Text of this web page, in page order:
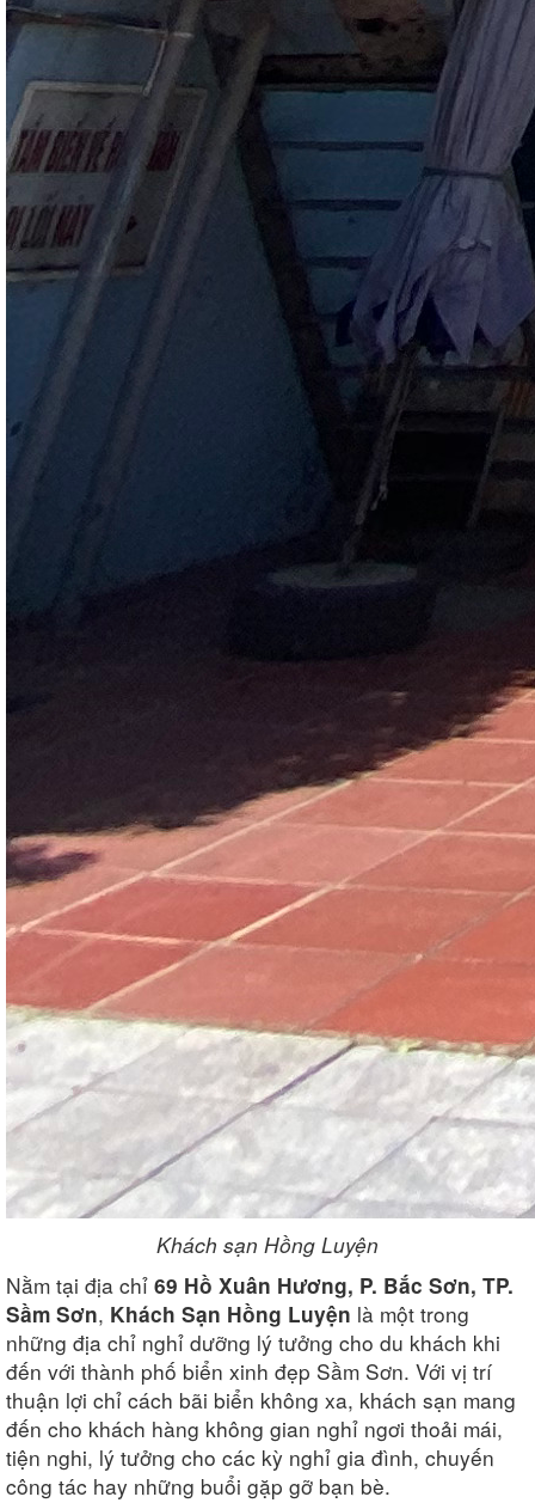
Khách sạn Hồng Luyện
Nằm tại địa chỉ 69 Hồ Xuân Hương, P. Bắc Sơn, TP.
Sầm Sơn, Khách Sạn Hồng Luyện là một trong
những địa chỉ nghỉ dưỡng lý tưởng cho du khách khi
đến với thành phố biển xinh đẹp Sầm Sơn. Với vị trí
thuận lợi chỉ cách bãi biển không xa, khách sạn mang
đến cho khách hàng không gian nghỉ ngơi thoải mái,
tiện nghi, lý tưởng cho các kỳ nghỉ gia đình, chuyến
công tác hay những buổi gặp gỡ bạn bè.